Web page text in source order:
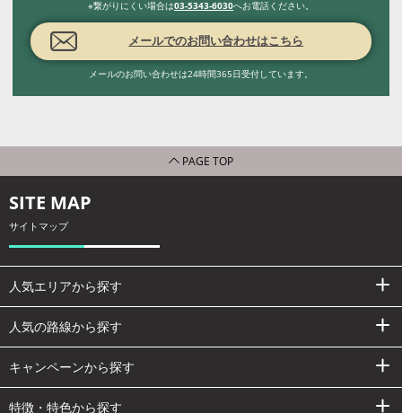
※繋がりにくい場合は03-5343-6030へお電話ください。
メールでのお問い合わせはこちら
メールのお問い合わせは24時間365日受付しています。
PAGE TOP
SITE MAP
サイトマップ
人気エリアから探す
人気の路線から探す
キャンペーンから探す
特徴・特色から探す